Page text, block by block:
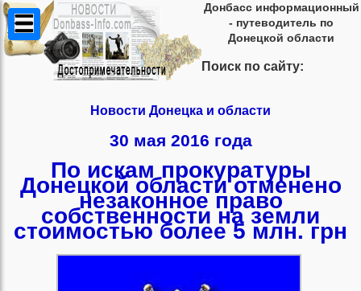
Донбасс информационный
- путеводитель по
Донецкой области
Поиск по сайту:
Новости Донецка и области
30 мая 2016 года
По искам прокуратуры
Донецкой области отменено
незаконное право
собственности на земли
стоимостью более 5 млн. грн